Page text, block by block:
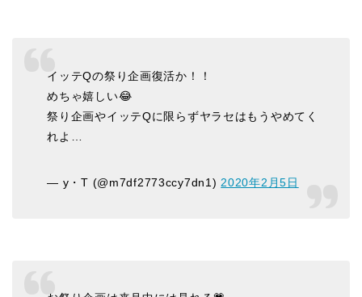
イッテQの祭り企画復活か！！
めちゃ嬉しい😂
祭り企画やイッテQに限らずヤラセはもうやめてく
れよ…
— y・T (@m7df2773ccy7dn1) 2020年2月5日